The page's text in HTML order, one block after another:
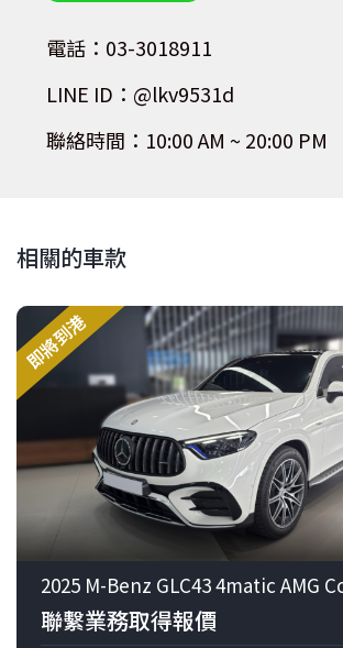
電話：03-3018911
LINE ID：@lkv9531d
聯絡時間：10:00 AM ~ 20:00 PM
相關的車款
即將到港
2025 M-Benz GLC43 4matic AMG
聯繫業務取得報價